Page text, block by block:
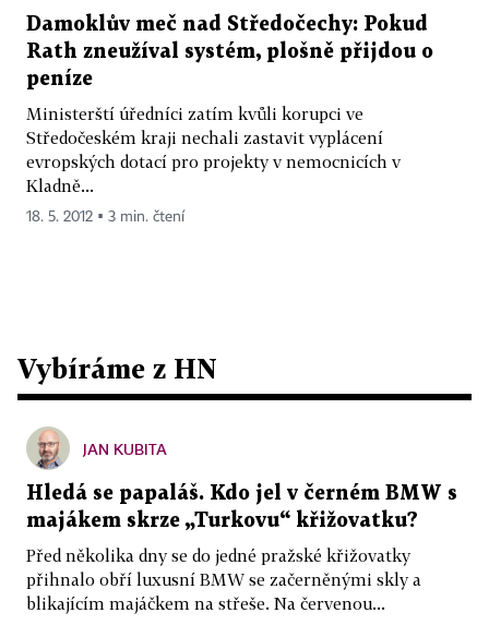
Damoklův meč nad Středočechy: Pokud
Rath zneužíval systém, plošně přijdou o
peníze
Ministerští úředníci zatím kvůli korupci ve
Středočeském kraji nechali zastavit vyplácení
evropských dotací pro projekty v nemocnicích v
Kladně...
18. 5. 2012 ▪ 3 min. čtení
Vybíráme z HN
JAN KUBITA
Hledá se papaláš. Kdo jel v černém BMW s
majákem skrze „Turkovu“ křižovatku?
Před několika dny se do jedné pražské křižovatky
přihnalo obří luxusní BMW se začerněnými skly a
blikajícím majáčkem na střeše. Na červenou...